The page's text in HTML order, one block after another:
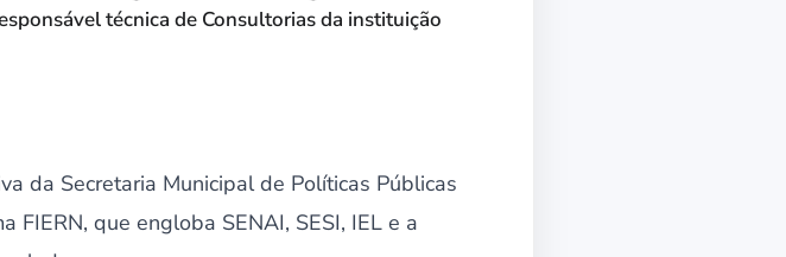
técnica de Consultorias da instituição
da Secretaria Municipal de Políticas Públicas
FIERN, que engloba SENAI, SESI, IEL e a